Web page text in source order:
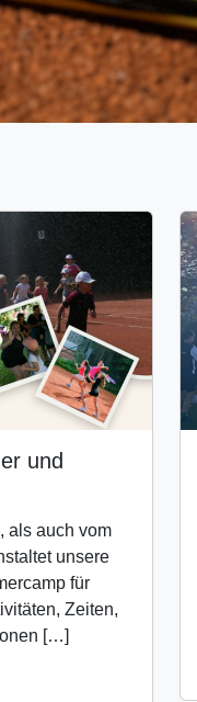
und
als auch vom
unsere
für
Zeiten,
[…]